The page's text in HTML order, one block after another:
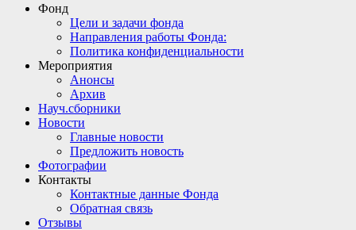
Основное
Фонд
Цели и задачи фонда
Направления работы Фонда:
Политика конфиденциальности
Мероприятия
Анонсы
Архив
Науч.сборники
Новости
Главные новости
Предложить новость
Фотографии
Контакты
Контактные данные Фонда
Обратная связь
Отзывы